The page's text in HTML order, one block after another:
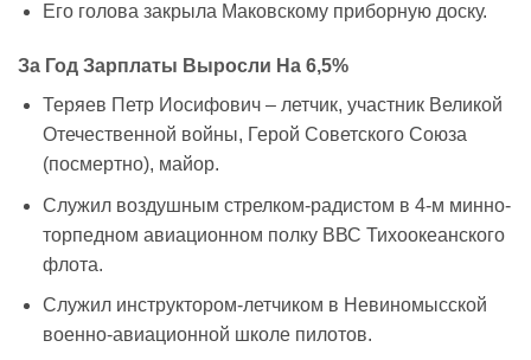
Его голова закрыла Маковскому приборную доску.
За Год Зарплаты Выросли На 6,5%
Теряев Петр Иосифович – летчик, участник Великой
Отечественной войны, Герой Советского Союза
(посмертно), майор.
Служил воздушным стрелком-радистом в 4-м минно-
торпедном авиационном полку ВВС Тихоокеанского
флота.
Служил инструктором-летчиком в Невиномысской
военно-авиационной школе пилотов.